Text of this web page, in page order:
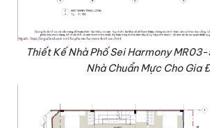
Thiết Kế Nhà Phố Sei Harmony
Nhà Chuẩn Mực Cho Gia